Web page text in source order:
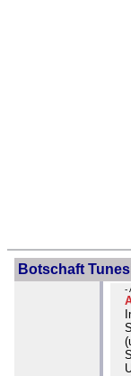
Botschaft
-